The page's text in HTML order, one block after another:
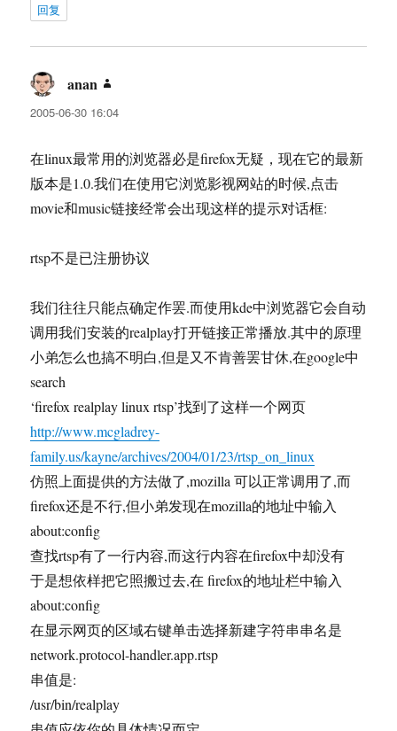
回复
anan
道：
2005-06-30 16:04
在linux最常用的浏览器必是firefox无疑，现在它的最新
版本是1.0.我们在使用它浏览影视网站的时候,点击
movie和music链接经常会出现这样的提示对话框:
rtsp不是已注册协议
我们往往只能点确定作罢.而使用kde中浏览器它会自动
调用我们安装的realplay打开链接正常播放.其中的原理
小弟怎么也搞不明白,但是又不肯善罢甘休,在google中
search
‘firefox realplay linux rtsp’找到了这样一个网页
http://www.mcgladrey-
family.us/kayne/archives/2004/01/23/rtsp_on_linux
仿照上面提供的方法做了,mozilla 可以正常调用了,而
firefox还是不行,但小弟发现在mozilla的地址中输入
about:config
查找rtsp有了一行内容,而这行内容在firefox中却没有
于是想依样把它照搬过去,在 firefox的地址栏中输入
about:config
在显示网页的区域右键单击选择新建字符串串名是
network.protocol-handler.app.rtsp
串值是:
/usr/bin/realplay